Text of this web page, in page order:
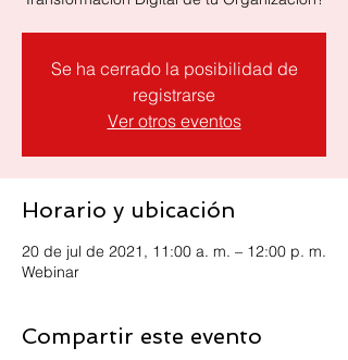
Se ha cerrado la posibilidad de
registrarse
Ver otros eventos
Horario y ubicación
20 de jul de 2021, 11:00 a. m. – 12:00 p. m.
Webinar
Compartir este evento